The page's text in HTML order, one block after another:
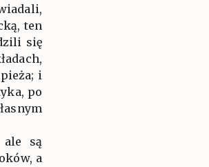
ten
się
i
po
ale są
a